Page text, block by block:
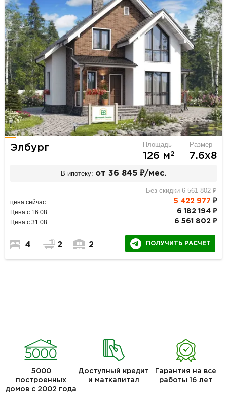
Элбург Площадь
126 м2
Размер
7.6х8
В ипотеку: от 36 845 ₽/мес.
Без скидки 6 561 802 ₽
цена сейчас 5 422 977 ₽
Цена с 16.08 6 182 194 ₽
Цена с 31.08 6 561 802 ₽
4 2 2 ПОЛУЧИТЬ РАСЧЕТ
5000
построенных
домов с 2002 года
Доступный кредит
и маткапитал
Гарантия на все
работы 16 лет